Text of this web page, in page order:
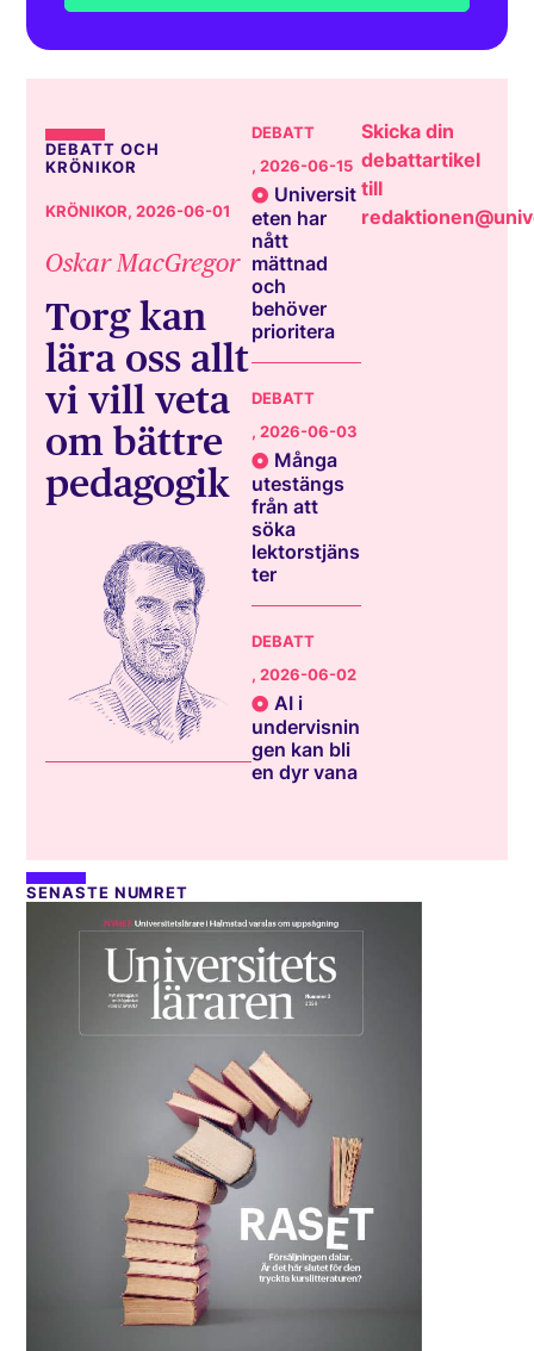
DEBATT OCH
KRÖNIKOR
KRÖNIKOR, 2026-06-01
Oskar MacGregor
Torg kan
lära oss allt
vi vill veta
om bättre
pedagogik
DEBATT
, 2026-06-15
Universit
eten har
nått
mättnad
och
behöver
prioritera
DEBATT
, 2026-06-03
Många
utestängs
från att
söka
lektorstjäns
ter
DEBATT
, 2026-06-02
AI i
undervisnin
gen kan bli
en dyr vana
Skicka din
debattartikel
till
SENASTE NUMRET